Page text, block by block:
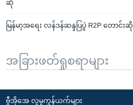
ဆို
မြန်မာ့အရေး လန်ဒန်ဆန္ဒပြပွဲ R2P တောင်းဆို
အခြားဖတ်ရှုစရာများ
ဗွီအိုအေ လူမှုကွန်ယက်များ